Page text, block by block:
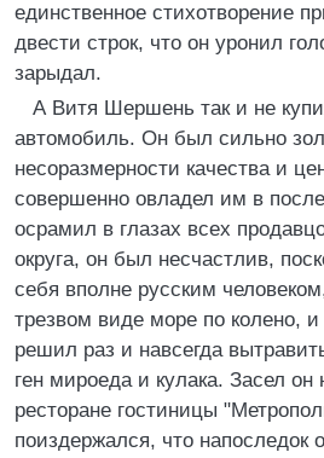
единственное стихотворение
двести строк, что он уронил
зарыдал.
А Витя Шершень так и не
автомобиль. Он был сильно зол
несоразмерности качества и
совершенно овладел им в
осрамил в глазах всех
округа, он был несчастлив,
себя вполне русским
трезвом виде море по колено, и
решил раз и навсегда
ген мироеда и кулака. Засел он
ресторане гостиницы
поиздержался, что напоследок